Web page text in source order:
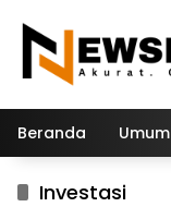
konten
Beranda Umum
Investasi